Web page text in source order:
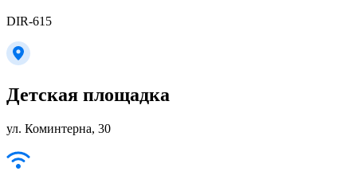
DIR-615
Детская площадка
ул. Коминтерна, 30